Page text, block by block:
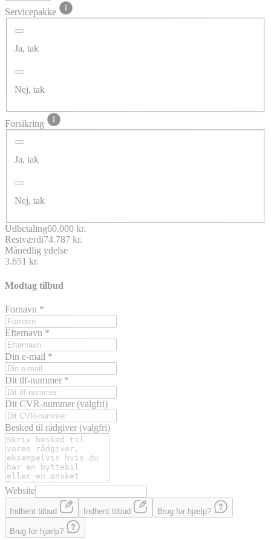
Servicepakke
Ja, tak
Nej, tak
Forsikring
Ja, tak
Nej, tak
Udbetaling60.000 kr.
Restværdi74.787 kr.
Månedlig ydelse
3.651 kr.
Modtag tilbud
Fornavn *
Efternavn *
Din e-mail *
Dit tlf-nummer *
Dit CVR-nummer (valgfri)
Besked til rådgiver (valgfri)
Website
Indhent tilbud Indhent tilbud Brug for hjælp?
Brug for hjælp?